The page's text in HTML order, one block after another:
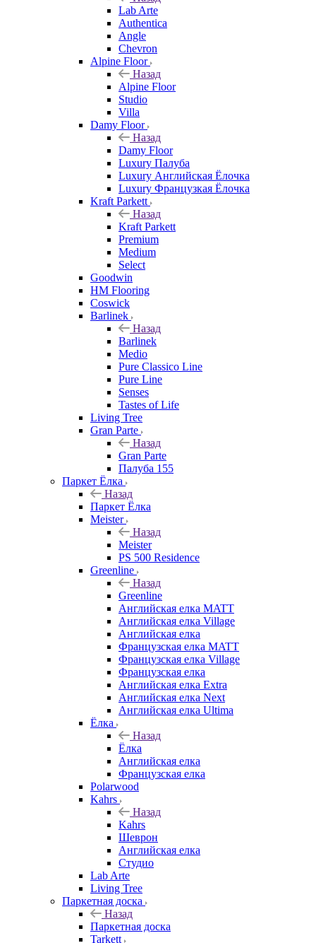
Lab Arte
Authentica
Angle
Chevron
Alpine Floor
Назад
Alpine Floor
Studio
Villa
Damy Floor
Назад
Damy Floor
Luxury Палуба
Luxury Английская Ёлочка
Luxury Французкая Ёлочка
Kraft Parkett
Назад
Kraft Parkett
Premium
Medium
Select
Goodwin
HM Flooring
Coswick
Barlinek
Назад
Barlinek
Medio
Pure Classico Line
Pure Line
Senses
Tastes of Life
Living Tree
Gran Parte
Назад
Gran Parte
Палуба 155
Паркет Ёлка
Назад
Паркет Ёлка
Meister
Назад
Meister
PS 500 Residence
Greenline
Назад
Greenline
Английская елка MATT
Английская елка Village
Английская елка
Французская елка MATT
Французская елка Village
Французская елка
Английская елка Extra
Английская елка Next
Английская елка Ultima
Ёлка
Назад
Ёлка
Английская елка
Французская елка
Polarwood
Kahrs
Назад
Kahrs
Шеврон
Английская елка
Студио
Lab Arte
Living Tree
Паркетная доска
Назад
Паркетная доска
Tarkett